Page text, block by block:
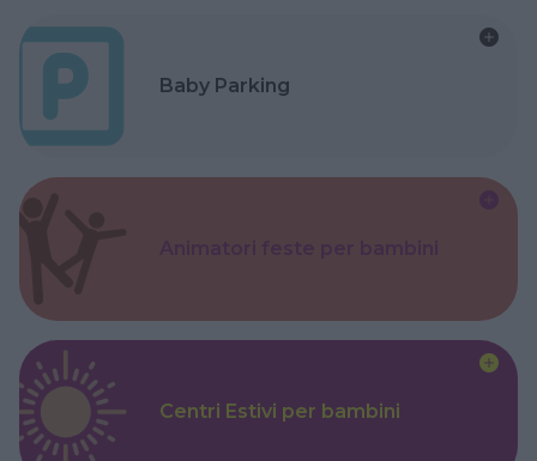
Baby Parking
Centri Estivi per bambini